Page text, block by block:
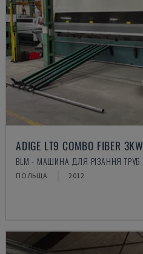
ADIGE LT9 COMBO FIBER 3KW
BLM - МАШИНА ДЛЯ РІЗАННЯ ТРУБ
ПОЛЬЩА 2012